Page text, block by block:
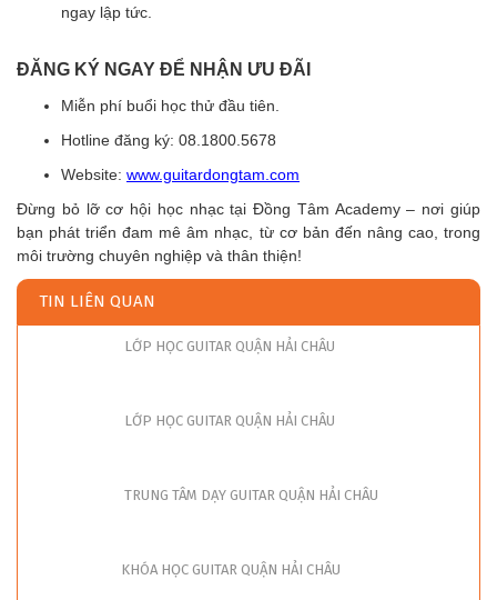
ngay lập tức.
ĐĂNG KÝ NGAY ĐỂ NHẬN ƯU ĐÃI
Miễn phí buổi học thử đầu tiên.
Hotline đăng ký: 08.1800.5678
Website: www.guitardongtam.com
Đừng bỏ lỡ cơ hội học nhạc tại Đồng Tâm Academy – nơi giúp
bạn phát triển đam mê âm nhạc, từ cơ bản đến nâng cao, trong
môi trường chuyên nghiệp và thân thiện!
TIN LIÊN QUAN
LỚP HỌC GUITAR QUẬN HẢI CHÂU
LỚP HỌC GUITAR QUẬN HẢI CHÂU
TRUNG TÂM DẠY GUITAR QUẬN HẢI CHÂU
KHÓA HỌC GUITAR QUẬN HẢI CHÂU